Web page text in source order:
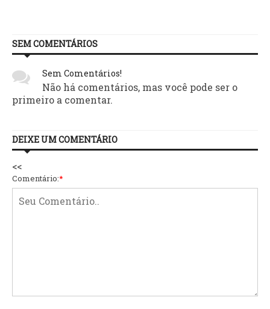
SEM COMENTÁRIOS
Sem Comentários!
Não há comentários, mas você pode ser o
primeiro a comentar.
DEIXE UM COMENTÁRIO
<<
Comentário:*